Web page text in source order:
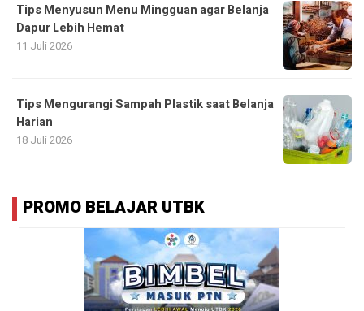
Tips Menyusun Menu Mingguan agar Belanja
Dapur Lebih Hemat
11 Juli 2026
Tips Mengurangi Sampah Plastik saat Belanja
Harian
18 Juli 2026
PROMO BELAJAR UTBK